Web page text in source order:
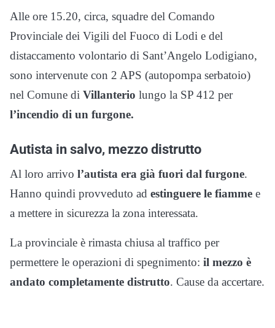
Alle ore 15.20, circa, squadre del Comando
Provinciale dei Vigili del Fuoco di Lodi e del
distaccamento volontario di Sant’Angelo Lodigiano,
sono intervenute con 2 APS (autopompa serbatoio)
nel Comune di Villanterio lungo la SP 412 per
l’incendio di un furgone.
Autista in salvo, mezzo distrutto
Al loro arrivo l’autista era già fuori dal furgone.
Hanno quindi provveduto ad estinguere le fiamme e
a mettere in sicurezza la zona interessata.
La provinciale è rimasta chiusa al traffico per
permettere le operazioni di spegnimento: il mezzo è
andato completamente distrutto. Cause da accertare.